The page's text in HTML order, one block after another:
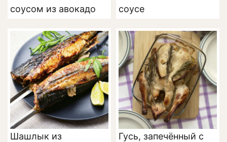
соусом из авокадо
соусе
Шашлык из
Гусь, запечённый с